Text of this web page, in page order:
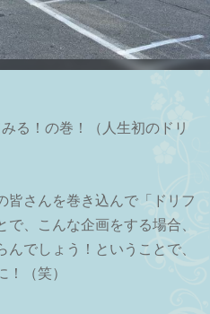
る！の巻！（人生初のドリ
皆さんを巻き込んで「ドリフ
で、こんな企画をする場合、
でしょう！ということで、
（笑）